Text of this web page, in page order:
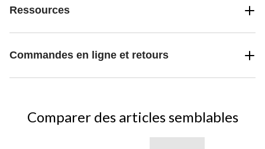
Ressources
Commandes en ligne et retours
Comparer des articles semblables